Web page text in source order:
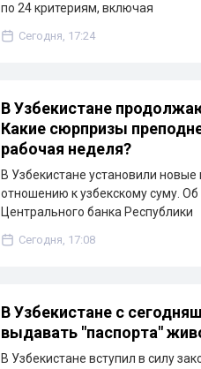
по 24 критериям, включая
Сегодня, 17:24
В Узбекистане
Какие сюрпризы
рабочая неделя?
В Узбекистане установили
отношению к узбекскому суму.
Центрального банка Республики
Сегодня, 17:08
В Узбекистане с
выдавать "паспорта"
В Узбекистане вступил в силу